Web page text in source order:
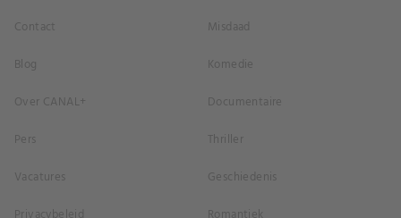
Contact
Blog
Over CANAL+
Pers
Vacatures
Misdaad
Komedie
Documentaire
Thriller
Geschiedenis